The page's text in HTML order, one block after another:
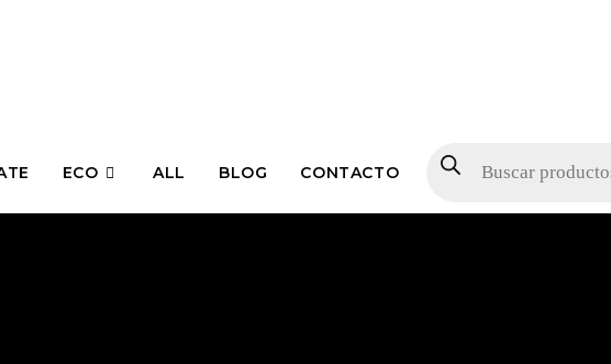
ECO ALL BLOG CONTACTO